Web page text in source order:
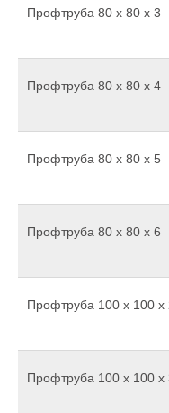
Профтруба 80 х 80 х 3
Профтруба 80 х 80 х 4
Профтруба 80 х 80 х 5
Профтруба 80 х 80 х 6
Профтруба 100 х 100 х
Профтруба 100 х 100 х